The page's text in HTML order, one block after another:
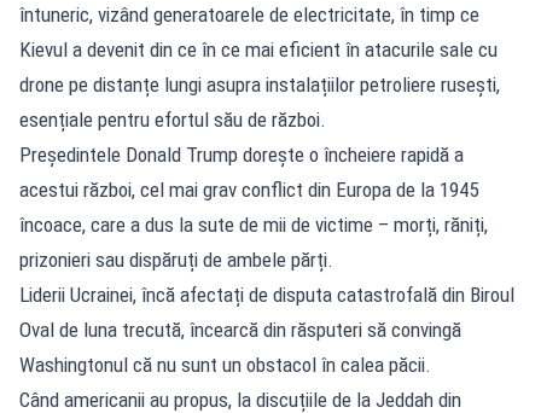
întuneric, vizând generatoarele de electricitate, în timp ce
Kievul a devenit din ce în ce mai eficient în atacurile sale cu
drone pe distanțe lungi asupra instalațiilor petroliere rusești,
esențiale pentru efortul său de război.
Președintele Donald Trump dorește o încheiere rapidă a
acestui război, cel mai grav conflict din Europa de la 1945
încoace, care a dus la sute de mii de victime – morți, răniți,
prizonieri sau dispăruți de ambele părți.
Liderii Ucrainei, încă afectați de disputa catastrofală din Biroul
Oval de luna trecută, încearcă din răsputeri să convingă
Washingtonul că nu sunt un obstacol în calea păcii.
Când americanii au propus, la discuțiile de la Jeddah din